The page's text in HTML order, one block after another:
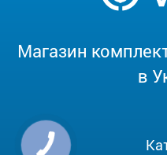
Магазин
в